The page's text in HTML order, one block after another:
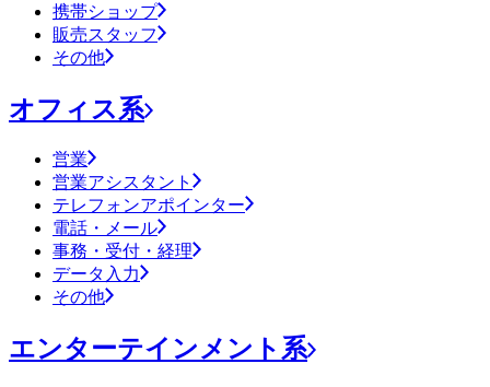
携帯ショップ
販売スタッフ
その他
オフィス系
営業
営業アシスタント
テレフォンアポインター
電話・メール
事務・受付・経理
データ入力
その他
エンターテインメント系